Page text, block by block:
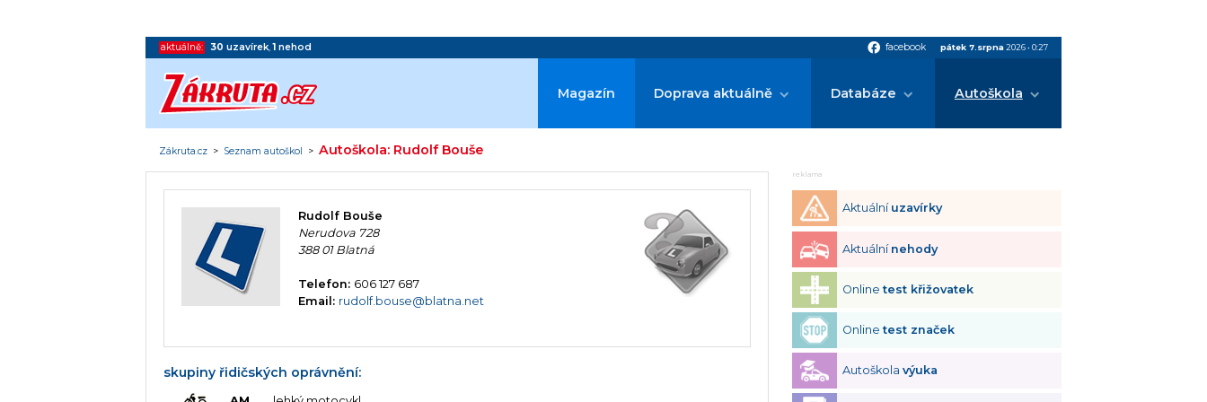
aktuálně: 30 uzavírek,1 nehod facebook facebook pátek 7.srpna 2026• 0:27
Magazín Doprava aktuálně Databáze Autoškola
Zákruta.cz > Seznam autoškol >Autoškola: Rudolf Bouše
Rudolf Bouše
Nerudova 728
388 01 Blatná
Telefon: 606 127 687
Email: rudolf.bouse@blatna.net
skupiny řidičských oprávnění:
reklama
Aktuální uzavírky
Aktuální nehody
Onlinetest křižovatek
Onlinetest značek
Autoškolavýuka